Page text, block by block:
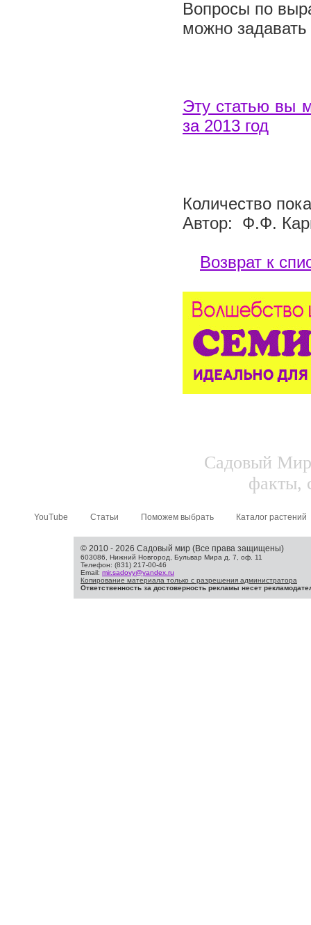
Вопросы по
можно
Эту статью вы
за 2013 год
Количество
Автор: Ф.Ф.
Возврат к
Садовый
факты,
YouTube Статьи Поможем выбрать Каталог растений
© 2010 - 2026 Садовый мир (Все права защищены)
603086, Нижний Новгород, Бульвар Мира д. 7, оф. 11
Телефон: (831) 217-00-46
Email: mir.sadovy@yandex.ru
Копирование материала только с разрешения администратора
Ответственность за достоверность рекламы несет